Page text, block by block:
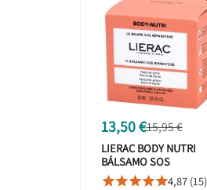
13,50 €15,95 €
LIERAC BODY NUTRI
BÁLSAMO SOS
REPARADOR 30ML
4,87 (15)